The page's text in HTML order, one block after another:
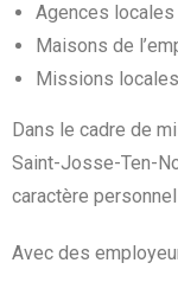
Agences locales
Maisons de
Missions
Dans le cadre de
Saint-Josse-Ten-
caractère personnel
Avec des